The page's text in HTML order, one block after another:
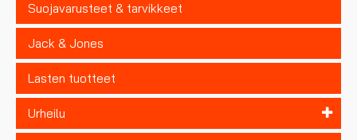
Suojavarusteet & tarvikkeet
Jack & Jones
Lasten tuotteet
Urheilu